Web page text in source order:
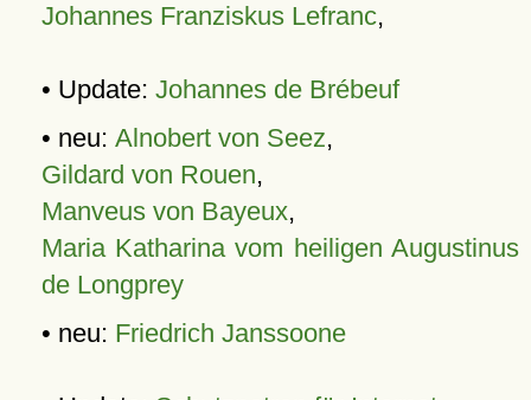
Johannes Franziskus Lefranc,
• Update: Johannes de Brébeuf
• neu: Alnobert von Seez,
Gildard von Rouen,
Manveus von Bayeux,
Maria Katharina vom heiligen Augustinus
de Longprey
• neu: Friedrich Janssoone